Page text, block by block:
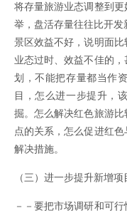
将存量旅游业态调整到
举，盘活存量往往比开
景区效益不好，说明面
业态过时、效益不佳的
划，不能把存量都当作
目，怎么进一步提升，
掘。怎么解决红色旅游
点的关系，怎么促进红
解决措施。
（三）进一步提升新增
－－要把市场调研和可